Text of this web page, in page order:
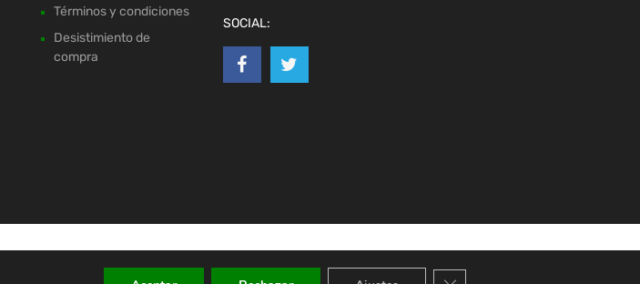
Términos y condiciones
Desistimiento de
compra
SOCIAL:
Cerrar el banner de cookies RGPD